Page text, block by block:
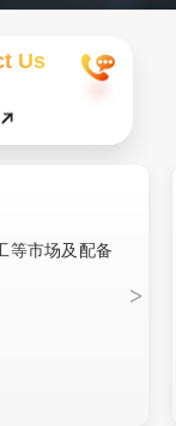
Us
等市场及配备